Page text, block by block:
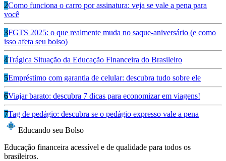
2Como funciona o carro por assinatura: veja se vale a pena para
você
3FGTS 2025: o que realmente muda no saque-aniversário (e como
isso afeta seu bolso)
4Trágica Situação da Educação Financeira do Brasileiro
5Empréstimo com garantia de celular: descubra tudo sobre ele
6Viajar barato: descubra 7 dicas para economizar em viagens!
7Tag de pedágio: descubra se o pedágio expresso vale a pena
Educando seu Bolso
Educação financeira acessível e de qualidade para todos os
brasileiros.